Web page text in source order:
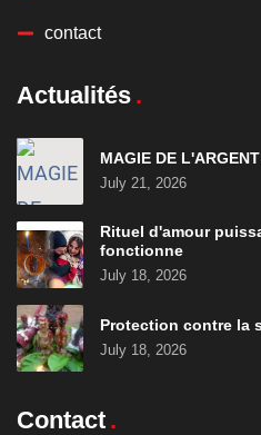
contact
Actualités
MAGIE DE
July 21, 2026
Rituel d'amour
fonctionne
July 18, 2026
Protection contre la
July 18, 2026
Contact